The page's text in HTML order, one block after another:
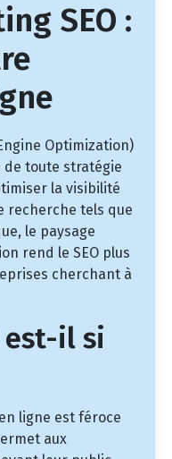
SEO :
Optimization)
de toute stratégie
la visibilité
recherche tels que
le paysage
rend le SEO plus
cherchant à
est-il si
ligne est féroce
aux